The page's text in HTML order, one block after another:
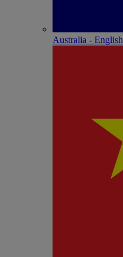
Australia - English